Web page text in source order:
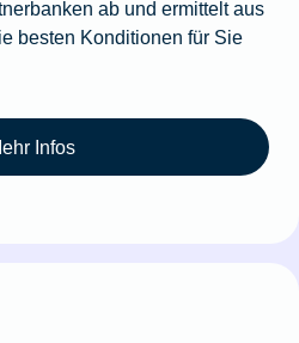
ab und ermittelt aus
besten Konditionen für Sie
Infos